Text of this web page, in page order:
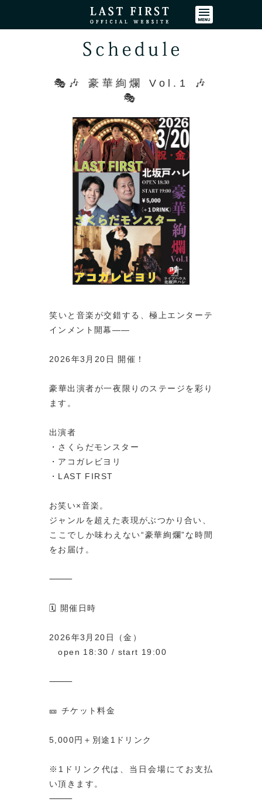
コンテンツ
🎭🎶 豪華絢爛 Vol.1 🎶
🎭
笑いと音楽が交錯する、極上エンターテ
インメント開幕――
2026年3月20日 開催！
豪華出演者が一夜限りのステージを彩り
ます。
出演者
・さくらだモンスター
・アコガレビヨリ
・LAST FIRST
お笑い×音楽。
ジャンルを超えた表現がぶつかり合い、
ここでしか味わえない“豪華絢爛”な時間
をお届け。
⸻
🗓️ 開催日時
2026年3月20日（金）
open 18:30 / start 19:00
⸻
🎫 チケット料金
5,000円＋別途1ドリンク
※1ドリンク代は、当日会場にてお支払
い頂きます。
⸻